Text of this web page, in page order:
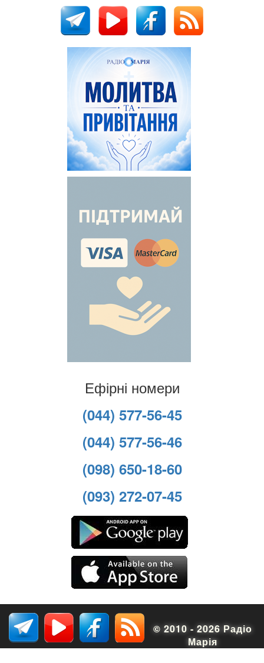
Ефірні номери
(044) 577-56-45
(044) 577-56-46
(098) 650-18-60
(093) 272-07-45
© 2010 - 2026 Радіо
Марія